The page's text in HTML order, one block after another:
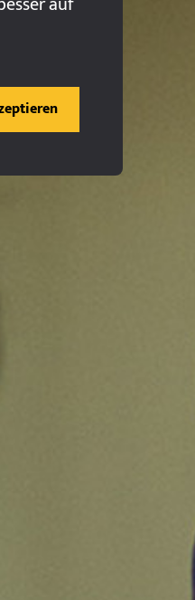
Compliance
und Shareclass (Prospekt-)